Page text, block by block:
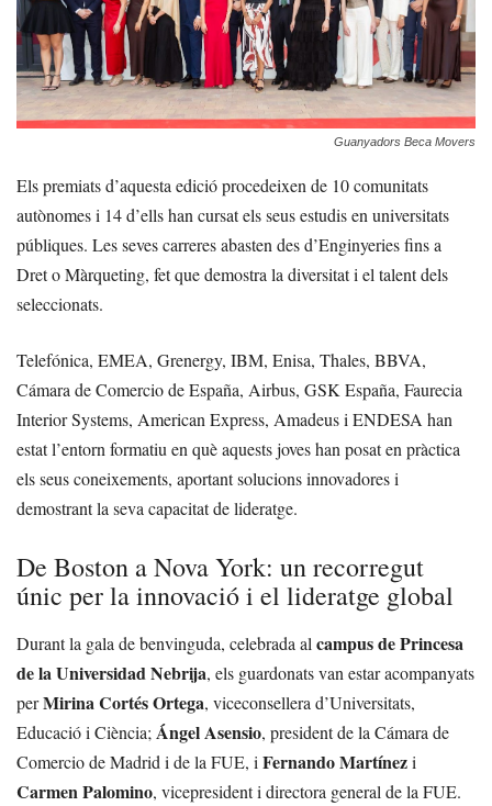
Guanyadors Beca Movers
Els premiats d’aquesta edició procedeixen de 10 comunitats
autònomes i 14 d’ells han cursat els seus estudis en universitats
públiques. Les seves carreres abasten des d’Enginyeries fins a
Dret o Màrqueting, fet que demostra la diversitat i el talent dels
seleccionats.
Telefónica, EMEA, Grenergy, IBM, Enisa, Thales, BBVA,
Cámara de Comercio de España, Airbus, GSK España, Faurecia
Interior Systems, American Express, Amadeus i ENDESA han
estat l’entorn formatiu en què aquests joves han posat en pràctica
els seus coneixements, aportant solucions innovadores i
demostrant la seva capacitat de lideratge.
De Boston a Nova York: un recorregut
únic per la innovació i el lideratge global
Durant la gala de benvinguda, celebrada alcampus de Princesa
de la Universidad Nebrija, els guardonats van estar acompanyats
perMirina Cortés Ortega, viceconsellera d’Universitats,
Educació i Ciència;Ángel Asensio, president de la Cámara de
Comercio de Madrid i de la FUE, iFernando Martínezi
Carmen Palomino, vicepresident i directora general de la FUE.